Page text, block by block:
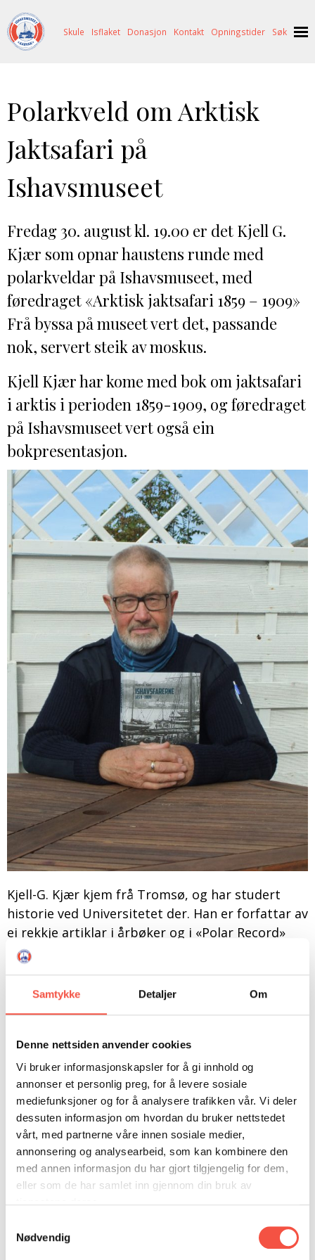
Samtykke Detaljer Om
Denne nettsiden anvender cookies
Vi bruker informasjonskapsler for å gi innhold og
annonser et personlig preg, for å levere sosiale
mediefunksjoner og for å analysere trafikken vår. Vi deler
dessuten informasjon om hvordan du bruker nettstedet
vårt, med partnerne våre innen sosiale medier,
annonsering og analysearbeid, som kan kombinere den
med annen informasjon du har gjort tilgjengelig for dem,
eller som de har samlet inn gjennom din bruk av
Nødvendig
OM OSS
BILDE FRÅ MUSEET
UTSTILLINGAR
OVERVINTRINGSFANGST PÅ NORDAUST-GRØNLAND
RAGNAR THORSETH – LEVD LIV
SVART GULL I BRANDAL CITY
UTLEIGE
ISHAVSMUSEETS VENNER
SAMARBEIDSMUSEUM
PERSONVERNERKLÆRING
FORTELLINGAR
SVALBARD
SELFANGST
PETER S. BRANDAL
BILDEGALLERI
NETTBUTIKK
SKUTEKATALOG
UTLEIGE
SKULE
SKULEBESØK
FARGELEGG
ISHAVSQUIZ
ISFLAKET
DONASJON
KONTAKT
Skule Isflaket Donasjon Kontakt Opningstider Søk
Polarkveld om Arktisk
Jaktsafari på
Ishavsmuseet
Fredag 30. august kl. 19.00 er det Kjell G.
Kjær som opnar haustens runde med
polarkveldar på Ishavsmuseet, med
føredraget «Arktisk jaktsafari 1859 – 1909»
Frå byssa på museet vert det, passande
nok, servert steik av moskus.
Kjell Kjær har kome med bok om jaktsafari
i arktis i perioden 1859-1909, og føredraget
på Ishavsmuseet vert også ein
bokpresentasjon.
Kjell-G. Kjær kjem frå Tromsø, og har studert
historie ved Universitetet der. Han er forfattar av
ei rekkje artiklar i årbøker og i «Polar Record»
som vert gjeve ut av Universitetet i Cambridge,
artiklane har vore Ishavet, skip, arktiske
I 2012 gav Kjær ut boka Tragedien i Svenskhuset
Ishavsfarerne 1859 – 1909.
Europas aristokratar var dei første turistane
på Svalbard
I foredraget på Ishavsmuseet får vi høyre at det i
første omgang var britiske adelege med erfaring
frå storviltjakt i Afrika, Asia og Sør-Amerika som
adelege og kongelege på kontinentet seg på, og
då dei meir organiserte jaktcruisa kom i gang